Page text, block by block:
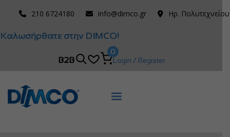
210 6724180 info@dimco.gr Ηρ.
Καλωσήρθατε στην DIMCO!
B2B
0
Login / Register